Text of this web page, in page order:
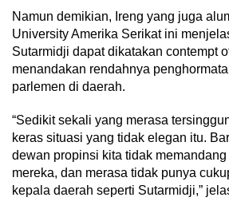
Namun demikian, Ireng yang juga
University Amerika Serikat ini
Sutarmidji dapat dikatakan contempt
menandakan rendahnya
parlemen di daerah.
“Sedikit sekali yang merasa
keras situasi yang tidak elegan itu.
dewan propinsi kita tidak
mereka, dan merasa tidak punya
kepala daerah seperti Sutarmidji,”